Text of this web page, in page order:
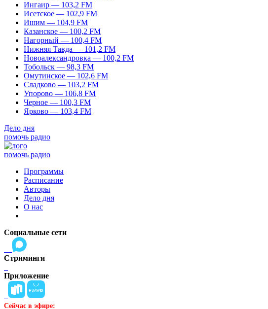
Ингаир — 103,2 FM
Исетское — 102,9 FM
Ишим — 104,9 FM
Казанское — 100,2 FM
Нагорный — 100,4 FM
Нижняя Тавда — 101,2 FM
Новоалександровка — 100,2 FM
Тобольск — 98,3 FM
Омутинское — 102,6 FM
Сладково — 103,2 FM
Упорово — 106,8 FM
Черное — 100,3 FM
Ярково — 103,4 FM
Дело дня
помочь радио
помочь радио
Программы
Расписание
Авторы
Дело дня
О нас
Социальные сети
Стриминги
Приложение
Сейчас в эфире: